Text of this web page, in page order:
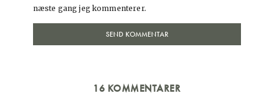
næste gang jeg kommenterer.
16 KOMMENTARER